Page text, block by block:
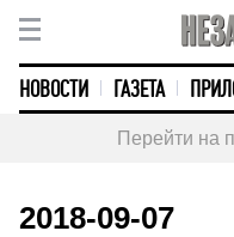
НОВОСТИ ГАЗЕТА
Перейти на
2018-09-07